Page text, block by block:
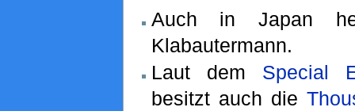
Auch in Japan
Klabautermann.
Laut dem Special
besitzt auch die